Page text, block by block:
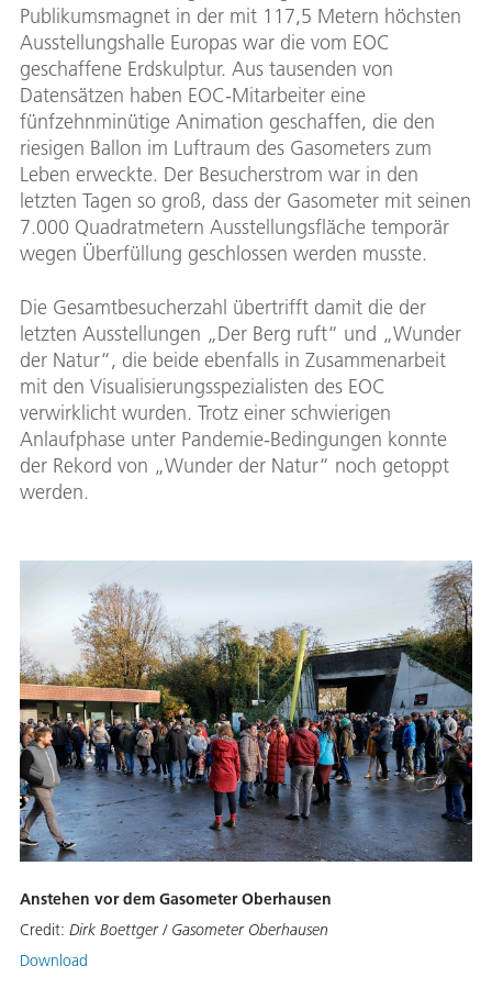
Publikumsmagnet in der mit 117,5 Metern höchsten
Ausstellungshalle Europas war die vom EOC
geschaffene Erdskulptur. Aus tausenden von
Datensätzen haben EOC-Mitarbeiter eine
fünfzehnminütige Animation geschaffen, die den
riesigen Ballon im Luftraum des Gasometers zum
Leben erweckte. Der Besucherstrom war in den
letzten Tagen so groß, dass der Gasometer mit seinen
7.000 Quadratmetern Ausstellungsfläche temporär
wegen Überfüllung geschlossen werden musste.
Die Gesamtbesucherzahl übertrifft damit die der
letzten Ausstellungen „Der Berg ruft“ und „Wunder
der Natur“, die beide ebenfalls in Zusammenarbeit
mit den Visualisierungsspezialisten des EOC
verwirklicht wurden. Trotz einer schwierigen
Anlaufphase unter Pandemie-Bedingungen konnte
der Rekord von „Wunder der Natur“ noch getoppt
werden.
Anstehen vor dem Gasometer Oberhausen
Credit: Dirk Boettger / Gasometer Oberhausen
Download